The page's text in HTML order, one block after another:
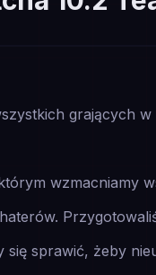
grających w
wzmacniamy
się sprawić, żeby